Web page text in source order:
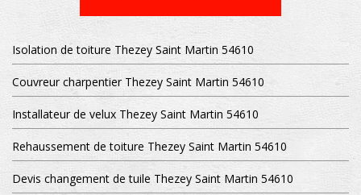
Isolation de toiture Thezey Saint Martin 54610
Couvreur charpentier Thezey Saint Martin 54610
Installateur de velux Thezey Saint Martin 54610
Rehaussement de toiture Thezey Saint Martin 54610
Devis changement de tuile Thezey Saint Martin 54610